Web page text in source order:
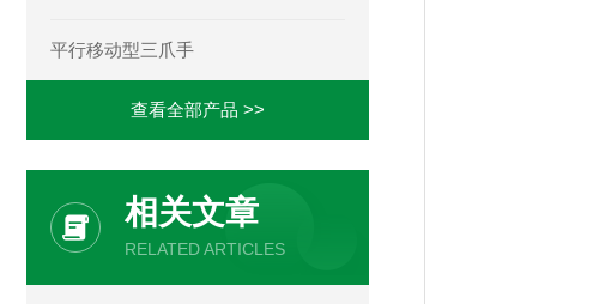
平行移动型三爪手
查看全部产品 >>
相关文章
RELATED ARTICLES